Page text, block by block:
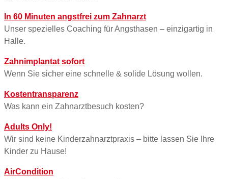
In 60 Minuten angstfrei zum Zahnarzt
Unser spezielles Coaching für Angsthasen – einzigartig in
Halle.
Zahnimplantat sofort
Wenn Sie sicher eine schnelle & solide Lösung wollen.
Kostentransparenz
Was kann ein Zahnarztbesuch kosten?
Adults Only!
Wir sind keine Kinderzahnarztpraxis – bitte lassen Sie Ihre
Kinder zu Hause!
AirCondition